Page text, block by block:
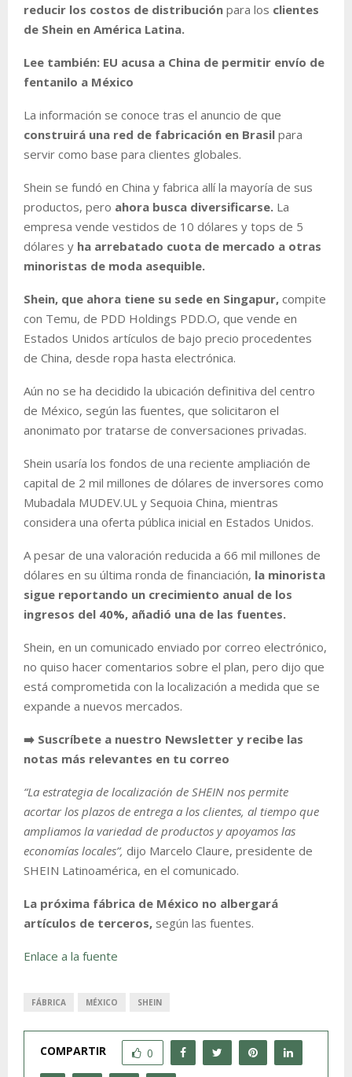
reducir los costos de distribución para los clientes
de Shein en América Latina.
Lee también: EU acusa a China de permitir envío de
fentanilo a México
La información se conoce tras el anuncio de que
construirá una red de fabricación en Brasil para
servir como base para clientes globales.
Shein se fundó en China y fabrica allí la mayoría de sus
productos, pero ahora busca diversificarse. La
empresa vende vestidos de 10 dólares y tops de 5
dólares y ha arrebatado cuota de mercado a otras
minoristas de moda asequible.
Shein, que ahora tiene su sede en Singapur, compite
con Temu, de PDD Holdings PDD.O, que vende en
Estados Unidos artículos de bajo precio procedentes
de China, desde ropa hasta electrónica.
Aún no se ha decidido la ubicación definitiva del centro
de México, según las fuentes, que solicitaron el
anonimato por tratarse de conversaciones privadas.
Shein usaría los fondos de una reciente ampliación de
capital de 2 mil millones de dólares de inversores como
Mubadala MUDEV.UL y Sequoia China, mientras
considera una oferta pública inicial en Estados Unidos.
A pesar de una valoración reducida a 66 mil millones de
dólares en su última ronda de financiación, la minorista
sigue reportando un crecimiento anual de los
ingresos del 40%, añadió una de las fuentes.
Shein, en un comunicado enviado por correo electrónico,
no quiso hacer comentarios sobre el plan, pero dijo que
está comprometida con la localización a medida que se
expande a nuevos mercados.
➡️ Suscríbete a nuestro Newsletter y recibe las
notas más relevantes en tu correo
“La estrategia de localización de SHEIN nos permite
acortar los plazos de entrega a los clientes, al tiempo que
ampliamos la variedad de productos y apoyamos las
economías locales”, dijo Marcelo Claure, presidente de
SHEIN Latinoamérica, en el comunicado.
La próxima fábrica de México no albergará
artículos de terceros, según las fuentes.
Enlace a la fuente
FÁBRICA MÉXICO SHEIN
COMPARTIR 0